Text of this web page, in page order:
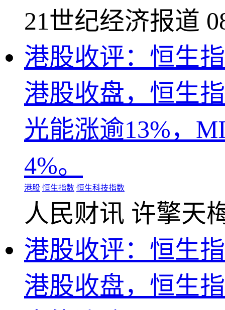
21世纪经济报道
港股收评：恒生
港股收盘，恒生
光能涨逾13%，
4%。
港股 恒生指数 恒生科技指数
人民财讯 许擎天
港股收评：恒生
港股收盘，恒生